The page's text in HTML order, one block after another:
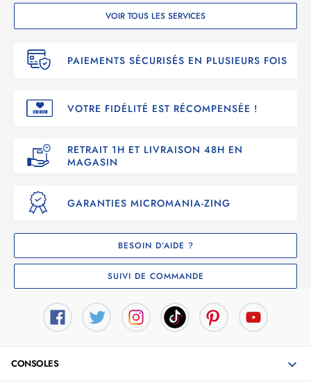
VOIR TOUS LES SERVICES
PAIEMENTS SÉCURISÉS EN PLUSIEURS FOIS
VOTRE FIDÉLITÉ EST RÉCOMPENSÉE !
RETRAIT 1H ET LIVRAISON 48H EN
MAGASIN
GARANTIES MICROMANIA-ZING
BESOIN D’AIDE ?
SUIVI DE COMMANDE
CONSOLES